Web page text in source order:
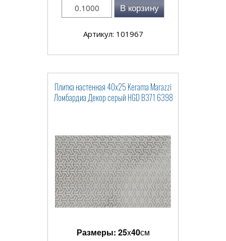
В корзину
Артикул: 101967
Плитка настенная 40x25 Kerama Marazzi
Ломбардиа Декор серый HGD B371 6398
Размеры: 25x40см